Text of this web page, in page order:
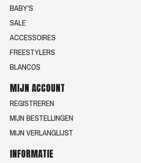
BABY'S
SALE
ACCESSOIRES
FREESTYLERS
BLANCOS
MIJN ACCOUNT
REGISTREREN
MIJN BESTELLINGEN
MIJN VERLANGLIJST
INFORMATIE